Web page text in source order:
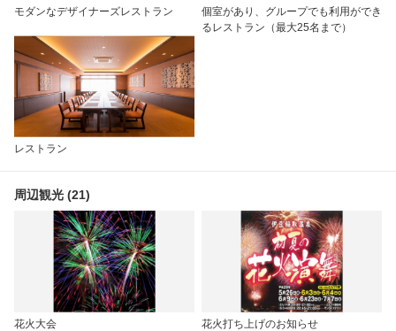
モダンなデザイナーズレストラン
個室があり、グループでも利用ができ
るレストラン（最大25名まで）
レストラン
周辺観光 (21)
花火大会 花火打ち上げのお知らせ